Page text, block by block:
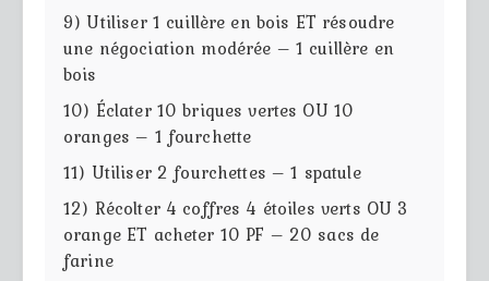
9) Utiliser 1 cuillère en bois ET résoudre
une négociation modérée – 1 cuillère en
bois
10) Éclater 10 briques vertes OU 10
oranges – 1 fourchette
11) Utiliser 2 fourchettes – 1 spatule
12) Récolter 4 coffres 4 étoiles verts OU 3
orange ET acheter 10 PF – 20 sacs de
farine